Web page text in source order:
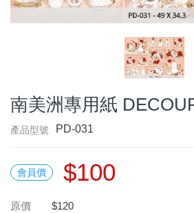
南美洲專用紙
產品型號 PD-031
會員價 $100
原價 $120